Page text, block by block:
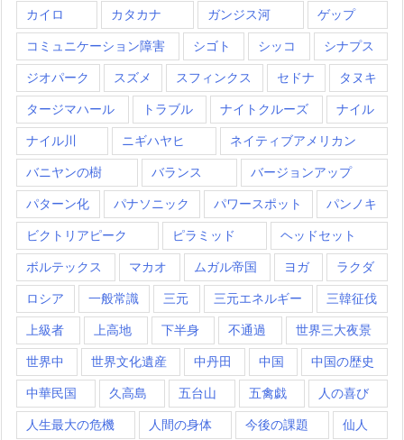
カイロ カタカナ ガンジス河 ゲップ
コミュニケーション障害 シゴト シッコ シナプス
ジオパーク スズメ スフィンクス セドナ タヌキ
タージマハール トラブル ナイトクルーズ ナイル
ナイル川 ニギハヤヒ ネイティブアメリカン
バニヤンの樹 バランス バージョンアップ
パターン化 パナソニック パワースポット パンノキ
ビクトリアピーク ピラミッド ヘッドセット
ボルテックス マカオ ムガル帝国 ヨガ ラクダ
ロシア 一般常識 三元 三元エネルギー 三韓征伐
上級者 上高地 下半身 不通過 世界三大夜景
世界中 世界文化遺産 中丹田 中国 中国の歴史
中華民国 久高島 五台山 五禽戯 人の喜び
人生最大の危機 人間の身体 今後の課題 仙人